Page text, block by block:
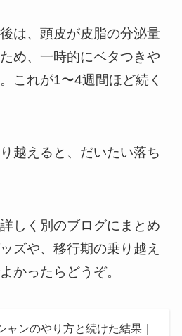
は、頭皮が皮脂の分泌量
め、一時的にベタつきや
これが1〜4週間ほど続く
越えると、だいたい落ち
しく別のブログにまとめ
ズや、移行期の乗り越え
かったらどうぞ。
ャンのやり方と続けた結果｜